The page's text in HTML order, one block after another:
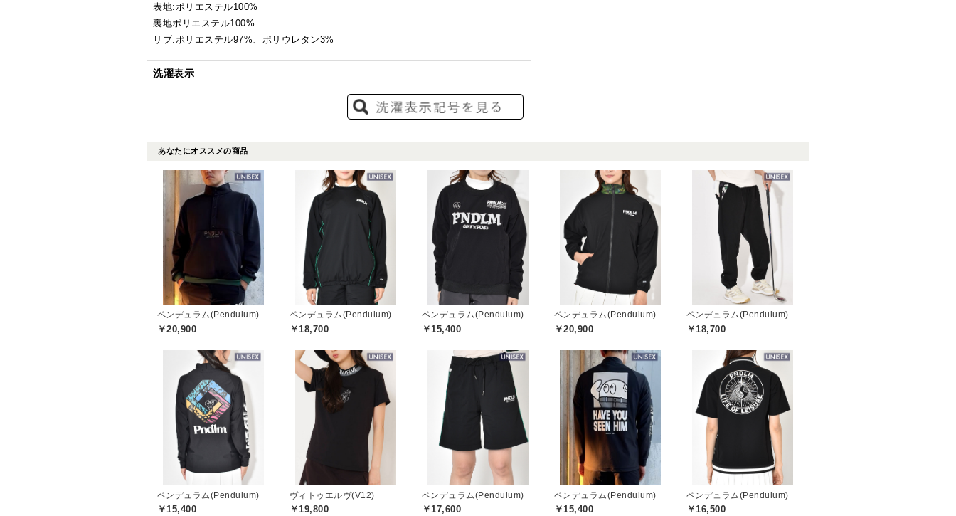
表地:ポリエステル100%
裏地ポリエステル100%
リブ:ポリエステル97%、ポリウレタン3%
洗濯表示
あなたにオススメの商品
ペンデュラム(Pendulum)
￥20,900
ペンデュラム(Pendulum)
￥18,700
ペンデュラム(Pendulum)
￥15,400
ペンデュラム(Pendulum)
￥20,900
ペンデュラム(Pendulum)
￥18,700
ペンデュラム(Pendulum)
￥15,400
ヴィトゥエルヴ(V12)
￥19,800
ペンデュラム(Pendulum)
￥17,600
ペンデュラム(Pendulum)
￥15,400
ペンデュラム(Pendulum)
￥16,500